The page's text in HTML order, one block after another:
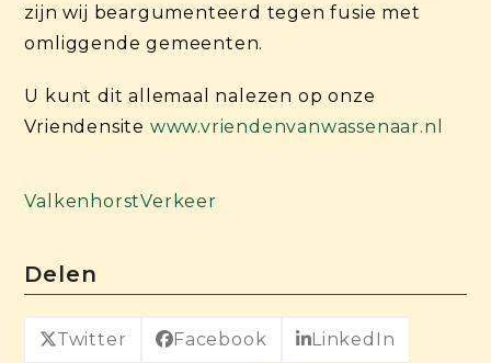
zijn wij beargumenteerd tegen fusie met
omliggende gemeenten.
U kunt dit allemaal nalezen op onze
Vriendensite www.vriendenvanwassenaar.nl
ValkenhorstVerkeer
Delen
Twitter Facebook LinkedIn